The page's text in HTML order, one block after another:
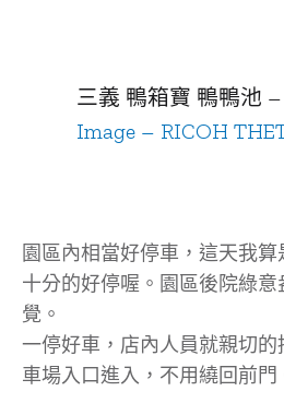
三義 鴨箱寶 鴨鴨池 –
Image – RICOH
園區內相當好停車，這天我
十分的好停喔。園區後院綠
覺。
一停好車，店內人員就親切
車場入口進入，不用繞回前門